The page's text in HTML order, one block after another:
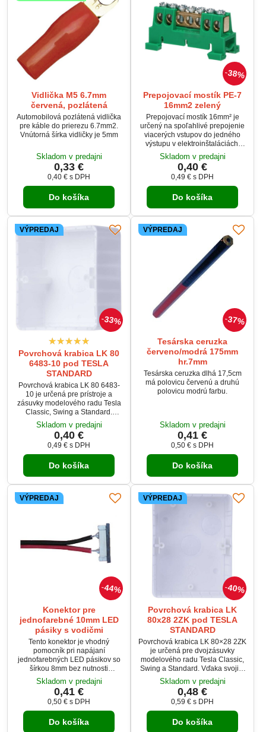
Vidlička M5 6.7mm
červená, pozlátená
Automobilová pozlátená vidlička
pre káble do prierezu 6.7mm2.
Vnútorná šírka vidličky je 5mm
Skladom v predajni
0,33 €
0,40 € s DPH
Do košíka
38%
Prepojovací mostík PE-7
16mm2 zelený
Prepojovací mostík 16mm² je
určený na spoľahlivé prepojenie
viacerých vstupov do jedného
výstupu v elektroinštaláciách.
Jednoduchá montáž na DIN lištu
zaisťuje rýchlu a bezpečnú
inštaláciu v rozvádzačoch.
Zelené farebné prevedenie
umožňuje ľahkú identifikáciu
vodičov a správne zapojenie.
Skladom v predajni
0,40 €
0,49 € s DPH
Do košíka
33%
VÝPREDAJ
Povrchová krabica LK 80
6483-10 pod TESLA
STANDARD
Povrchová krabica LK 80 6483-
10 je určená pre prístroje a
zásuvky modelového radu Tesla
Classic, Swing a Standard.
Vďaka svojim kompaktným
rozmerom a bielej farbe je
ideálna pre povrchovú
elektroinštaláciu v
domácnostiach aj komerčných
priestoroch.
Skladom v predajni
0,40 €
0,49 € s DPH
Do košíka
37%
VÝPREDAJ
Tesárska ceruzka
červeno/modrá 175mm
hr.7mm
Tesárska ceruzka dlhá 17,5cm
má polovicu červenú a druhú
polovicu modrú farbu.
Skladom v predajni
0,41 €
0,50 € s DPH
Do košíka
44%
VÝPREDAJ
Konektor pre
jednofarebné 10mm LED
pásiky s vodičmi
Tento konektor je vhodný
pomocník pri napájaní
jednofarebných LED pásikov so
šírkou 8mm bez nutnosti
spájkovania. jeden koniec
jednoducho nacvaknete a na
druhý privediete napájanie zo
zdroja.
Skladom v predajni
0,41 €
0,50 € s DPH
Do košíka
40%
VÝPREDAJ
Povrchová krabica LK
80x28 2ZK pod TESLA
STANDARD
Povrchová krabica LK 80×28 2ZK
je určená pre dvojzásuvky
modelového radu Tesla Classic,
Swing a Standard. Vďaka svojim
kompaktným rozmerom a bielej
farbe je ideálna na povrchovú
elektroinštaláciu v
domácnostiach aj komerčných
priestoroch.
Skladom v predajni
0,48 €
0,59 € s DPH
Do košíka